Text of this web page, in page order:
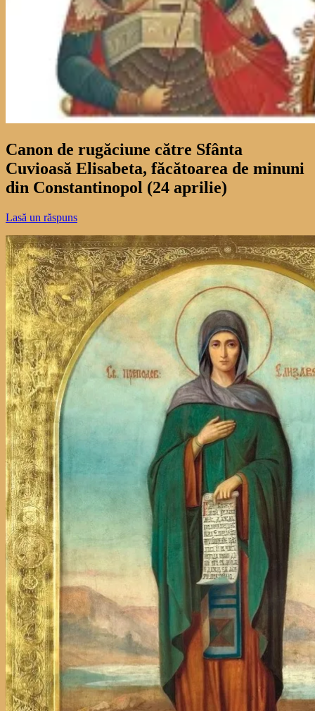
Canon de rugăciune către Sfânta
Cuvioasă Elisabeta, făcătoarea de minuni
din Constantinopol (24 aprilie)
Lasă un răspuns